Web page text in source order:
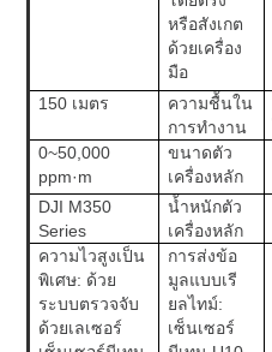
หรือสังเกต
ด้วยเครื่อง
มือ
150 เมตร
ความชื้นใน
การทำงาน
0~50,000
ppm·m
ขนาดตัว
เครื่องหลัก
DJI M350
Series
น้ำหนักตัว
เครื่องหลัก
ความไวสูงเป็น
พิเศษ: ด้วย
ระบบตรวจจับ
ด้วยเลเซอร์
การส่งข้อ
มูลแบบเรี
ยลไทม์:
เซ็นเซอร์